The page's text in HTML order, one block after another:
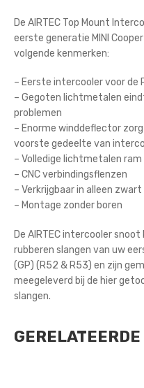
De AIRTEC Top Mount
eerste generatie MINI
volgende kenmerken:
– Eerste intercooler voor de
– Gegoten lichtmetalen
problemen
– Enorme winddeflector
voorste gedeelte van
– Volledige lichtmetalen ram
– CNC verbindingsflenzen
– Verkrijgbaar in alleen zwart
– Montage zonder boren
De AIRTEC intercooler
rubberen slangen van uw
(GP) (R52 & R53) en zijn
meegeleverd bij de hier
slangen.